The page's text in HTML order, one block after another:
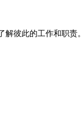
彼此的工作和职